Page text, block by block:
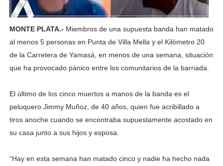
MONTE PLATA.- Miembros de una supuesta banda han matado
al menos 5 personas en Punta de Villa Mella y el Kilómetro 20
de la Carretera de Yamasá, en menos de una semana, situación
que ha provocado pánico entre los comunitarios de la barriada.
El último de los cinco muertos a manos de la banda es el
peluquero Jimmy Muñoz, de 40 años, quien fue acribillado a
tiros anoche cuando se encontraba supuestamente acostado en
su casa junto a sus hijos y esposa.
“Hay en esta semana han matado cinco y nadie ha hecho nada